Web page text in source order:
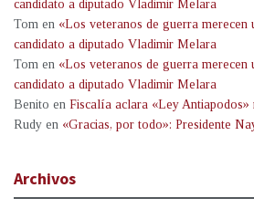
candidato a diputado Vladimir Melara
Tom en «Los veteranos de guerra merecen
candidato a diputado Vladimir Melara
Tom en «Los veteranos de guerra merecen
candidato a diputado Vladimir Melara
Benito en Fiscalía aclara «Ley Antiapodos»
Rudy en «Gracias, por todo»: Presidente
Archivos